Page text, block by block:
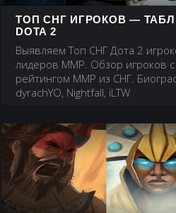
ТОП СНГ ИГРОКОВ —
DOTA 2
Выявляем Топ СНГ Дота 2
лидеров ММР. Обзор игроков
рейтингом ММР из СНГ.
dyrachYO, Nightfall, iLTW